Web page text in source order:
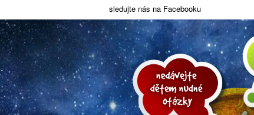
sledujte nás na Facebooku